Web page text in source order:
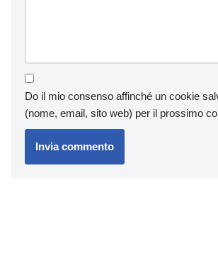
Do il mio consenso affinché un cookie
(nome, email, sito web) per il prossimo